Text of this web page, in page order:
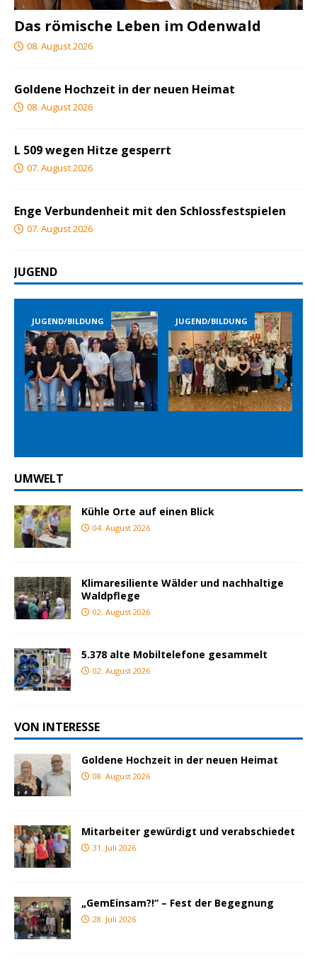
Das römische Leben im Odenwald
08. August 2026
Goldene Hochzeit in der neuen Heimat
08. August 2026
L 509 wegen Hitze gesperrt
07. August 2026
Enge Verbundenheit mit den Schlossfestspielen
07. August 2026
JUGEND
JUGEND/BILDUNG JUGEND/BILDUNG
Prev
ious
Nex
t
UMWELT
Kühle Orte auf einen Blick
04. August 2026
Klimaresiliente Wälder und nachhaltige
Waldpflege
02. August 2026
5.378 alte Mobiltelefone gesammelt
02. August 2026
VON INTERESSE
Goldene Hochzeit in der neuen Heimat
08. August 2026
Mitarbeiter gewürdigt und verabschiedet
31. Juli 2026
„GemEinsam?!“ – Fest der Begegnung
28. Juli 2026